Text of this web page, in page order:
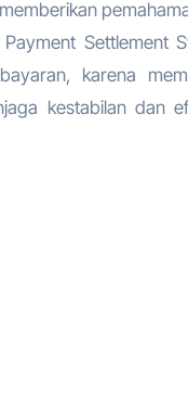
Settlement
karena
kestabilan dan